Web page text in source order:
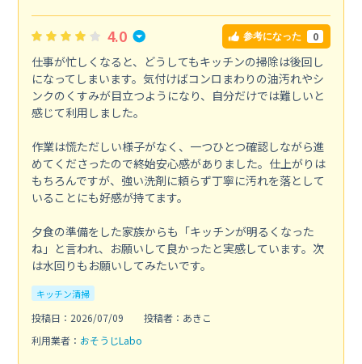
4.0 参考になった 0
仕事が忙しくなると、どうしてもキッチンの掃除は後回し
になってしまいます。気付けばコンロまわりの油汚れやシ
ンクのくすみが目立つようになり、自分だけでは難しいと
感じて利用しました。
作業は慌ただしい様子がなく、一つひとつ確認しながら進
めてくださったので終始安心感がありました。仕上がりは
もちろんですが、強い洗剤に頼らず丁寧に汚れを落として
いることにも好感が持てます。
夕食の準備をした家族からも「キッチンが明るくなった
ね」と言われ、お願いして良かったと実感しています。次
は水回りもお願いしてみたいです。
キッチン清掃
投稿日：2026/07/09
投稿者：あきこ
利用業者： おそうじLabo